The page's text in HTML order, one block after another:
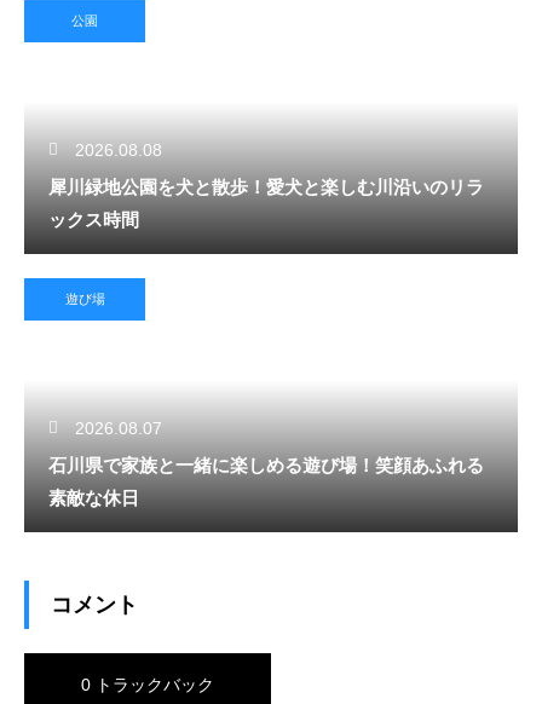
公園
2026.08.08
犀川緑地公園を犬と散歩！愛犬と楽しむ川沿いのリラ
ックス時間
遊び場
2026.08.07
石川県で家族と一緒に楽しめる遊び場！笑顔あふれる
素敵な休日
コメント
0 トラックバック